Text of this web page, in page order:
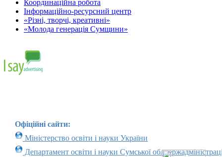
Координаційна робота
Інформаційно-ресурсний центр
«Різні, творчі, креативні»
«Молода генерація Сумщини»
Офіційні сайти:
Міністерство освіти і науки України
Департамент освіти і науки Сумської